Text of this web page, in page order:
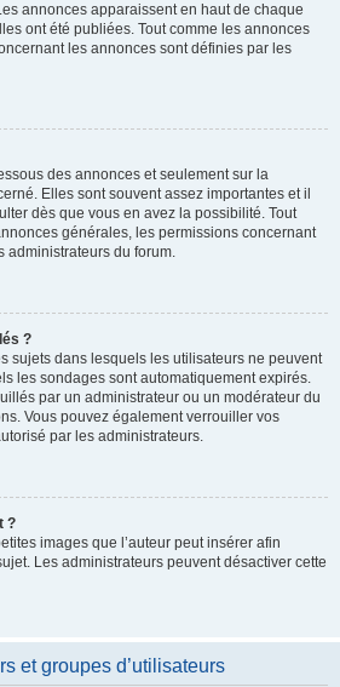
annonces apparaissent en haut de chaque
ont été publiées. Tout comme les annonces
les annonces sont définies par les
des annonces et seulement sur la
Elles sont souvent assez importantes et il
dès que vous en avez la possibilité. Tout
générales, les permissions concernant
administrateurs du forum.
?
sujets dans lesquels les utilisateurs ne peuvent
les sondages sont automatiquement expirés.
par un administrateur ou un modérateur du
Vous pouvez également verrouiller vos
par les administrateurs.
?
images que l’auteur peut insérer afin
Les administrateurs peuvent désactiver cette
et groupes d’utilisateurs